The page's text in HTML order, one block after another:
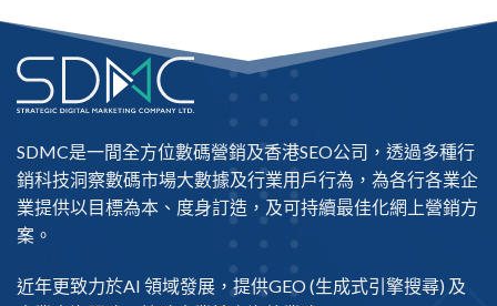
SDMC是一間全方位數碼營銷及香港SEO公司 ，透過多種行
銷科技洞察數碼市場大數據及行業用戶行為，為各行各業企
業提供以目標為本、度身訂造，及可持續最佳化網上營銷方
案。
近年更致力於AI 領域發展，提供GEO(生成式引擎搜尋) 及